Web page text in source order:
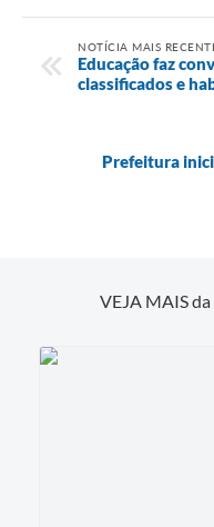
NOTÍCIA MAIS
Educação faz
classificados e
Prefeitura
VEJA MAIS